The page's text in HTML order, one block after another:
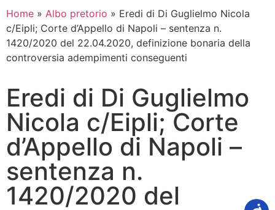
Home » Albo pretorio » Eredi di Di Guglielmo Nicola
c/Eipli; Corte d’Appello di Napoli – sentenza n.
1420/2020 del 22.04.2020, definizione bonaria della
controversia adempimenti conseguenti
Eredi di Di Guglielmo
Nicola c/Eipli; Corte
d’Appello di Napoli –
sentenza n.
1420/2020 del